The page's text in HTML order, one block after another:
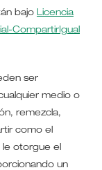
bajo Licencia
CompartirIgual
ser
medio o
remezcla,
como el
otorgue el
un